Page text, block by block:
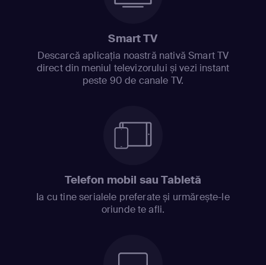
Smart TV
Descarcă aplicația noastră nativă Smart TV
direct din meniul televizorului și vezi instant
peste 90 de canale TV.
Telefon mobil sau Tabletă
Ia cu tine serialele preferate și urmărește-le
oriunde te afli.